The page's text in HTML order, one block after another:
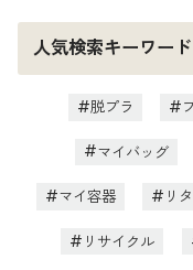
人気検索キーワード
脱プラ
マイバッグ
マイ容器 リ
リサイクル